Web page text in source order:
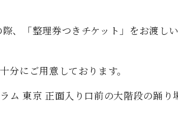
、「整理券つきチケット」をお渡し
分にご用意しております。
ム 東京 正面入り口前の大階段の踊り